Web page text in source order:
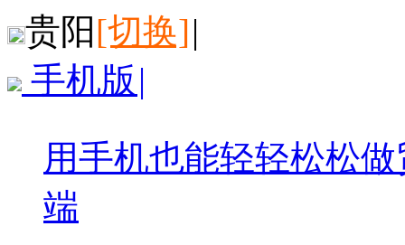
贵阳[切换]|
手机版 |
用手机也能轻轻松松
端